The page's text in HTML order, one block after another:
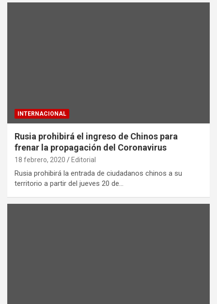
INTERNACIONAL
Rusia prohibirá el ingreso de Chinos para
frenar la propagación del Coronavirus
18 febrero, 2020 Editorial
Rusia prohibirá la entrada de ciudadanos chinos a su
territorio a partir del jueves 20 de…